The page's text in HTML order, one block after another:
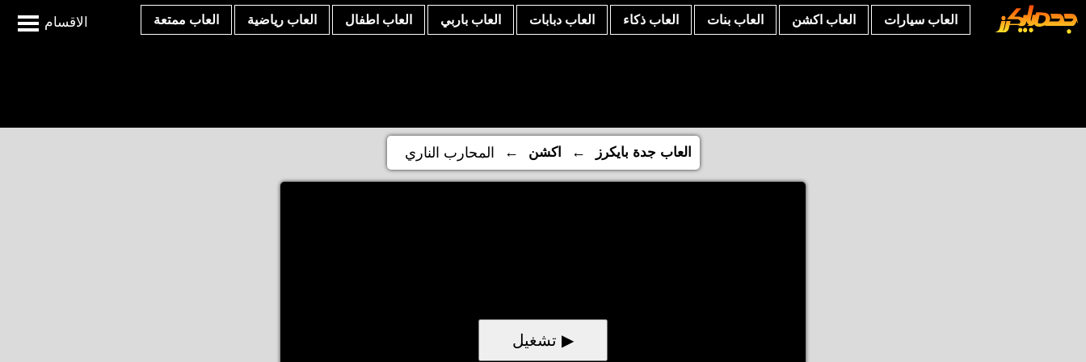
الاقسام العاب سيارات العاب اكشن العاب بنات العاب ذكاء العاب دبابات العاب باربي العاب اطفال العاب رياضية العاب ممتعة
العاب جدة بايكرز ← اكشن ← المحارب الناري
▶ تشغيل